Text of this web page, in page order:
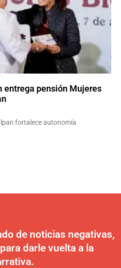
entrega pensión Mujeres
fortalece autonomía
de noticias negativas,
darle vuelta a la